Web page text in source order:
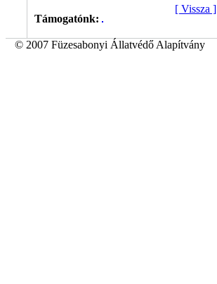
Támogatónk:
[ Vissza ]
© 2007 Füzesabonyi Állatvédő Alapítvány